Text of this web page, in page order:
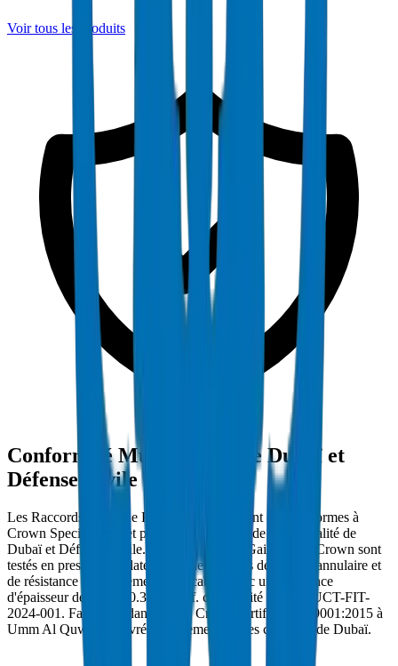
Voir tous les produits
Conformité Municipalité de Dubaï et
Défense Civile
Les Raccords de Gaine PVC à Dubaï doivent être conformes à
Crown Specification et porter l'approbation de Municipalité de
Dubaï et Défense Civile. Les Raccords de Gaine PVC Crown sont
testés en pression d'éclatement à des normes de rigidité annulaire et
de résistance à l'écrasement applicables avec une tolérance
d'épaisseur de paroi ±0.3mm. Réf. conformité : DM-DUCT-FIT-
2024-001. Fabriqués dans l'usine Crown certifiée ISO 9001:2015 à
Umm Al Quwain et livrés directement sur les chantiers de Dubaï.